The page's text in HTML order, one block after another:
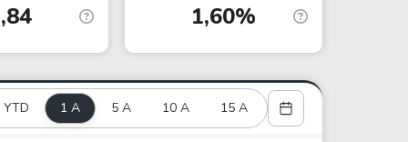
- BNB
Radar do Dividendo Inteligente
Carteiras Recomendadas
1,60%
YTD 1 A 5 A 10 A 15 A